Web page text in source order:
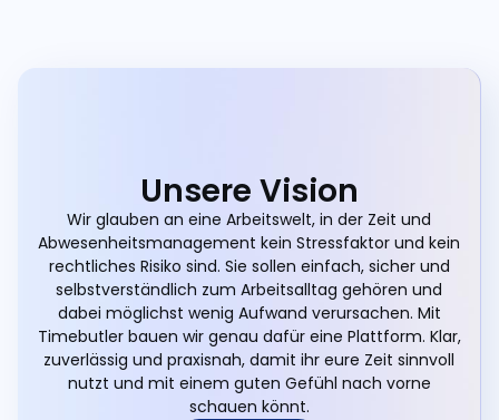
Unsere Vision
Wir glauben an eine Arbeitswelt, in der Zeit und
Abwesenheitsmanagement kein Stressfaktor und kein
rechtliches Risiko sind. Sie sollen einfach, sicher und
selbstverständlich zum Arbeitsalltag gehören und
dabei möglichst wenig Aufwand verursachen. Mit
Timebutler bauen wir genau dafür eine Plattform. Klar,
zuverlässig und praxisnah, damit ihr eure Zeit sinnvoll
nutzt und mit einem guten Gefühl nach vorne
schauen könnt.